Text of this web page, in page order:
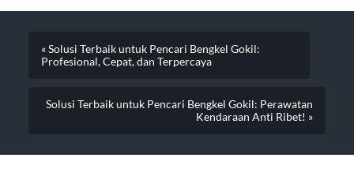
« Solusi Terbaik untuk Pencari Bengkel Gokil:
Profesional, Cepat, dan Terpercaya
Solusi Terbaik untuk Pencari Bengkel Gokil: Perawatan
Kendaraan Anti Ribet! »